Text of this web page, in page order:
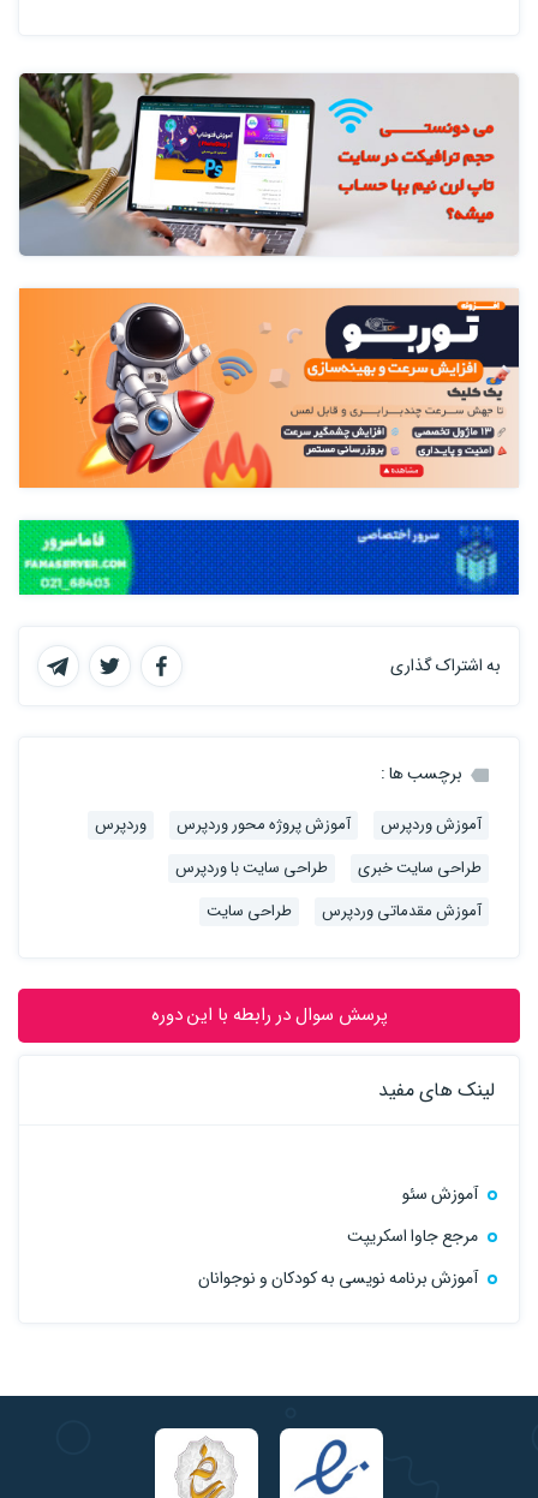
به اشتراک گذاری
برچسب ها :
آموزش وردپرس آموزش پروژه محور وردپرس
وردپرس
طراحی سایت خبری
طراحی سایت با وردپرس
آموزش مقدماتی وردپرس
طراحی سایت
پرسش سوال در رابطه با این دوره
لینک های مفید
آموزش سئو
مرجع جاوا اسکریپت
آموزش برنامه نویسی به کودکان و نوجوانان